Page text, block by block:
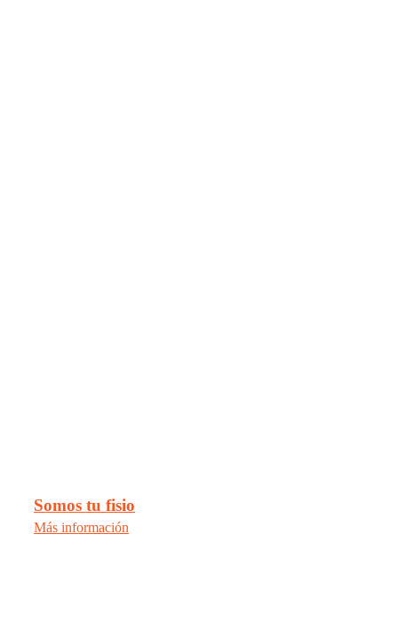
Somos tu fisio
Más información